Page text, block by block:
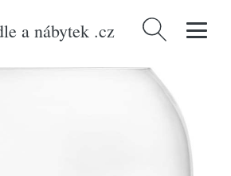
a nábytek .cz Vyhledávání
> Vázy, sošky a glóbusy > Vázy